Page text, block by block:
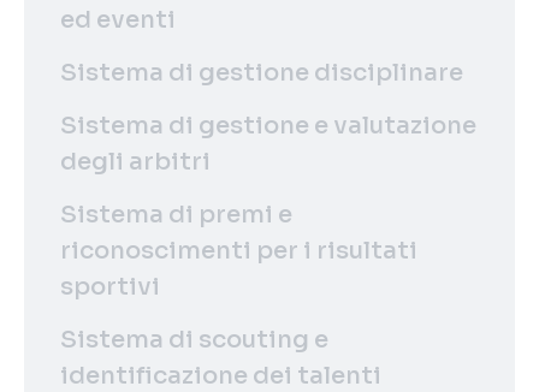
ed eventi
Sistema di gestione disciplinare
Sistema di gestione e valutazione
degli arbitri
Sistema di premi e
riconoscimenti per i risultati
sportivi
Sistema di scouting e
identificazione dei talenti